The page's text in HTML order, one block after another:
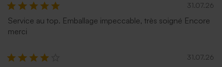
31.07.26
Service au top. Emballage impeccable, très soigné Encore
merci
31.07.26